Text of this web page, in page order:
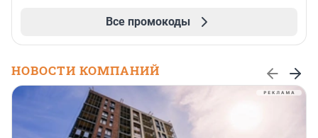
Все промокоды
НОВОСТИ КОМПАНИЙ